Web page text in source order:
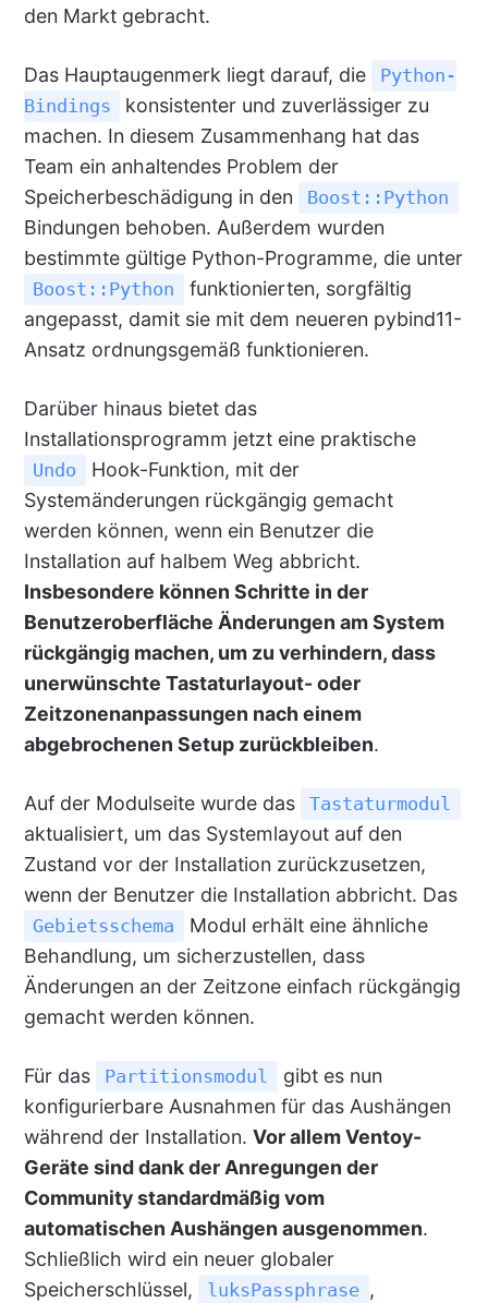
den Markt gebracht.
Das Hauptaugenmerk liegt darauf, die
Python-
Bindings
konsistenter und zuverlässiger zu
machen. In diesem Zusammenhang hat das
Team ein anhaltendes Problem der
Speicherbeschädigung in den
Boost::Python
Bindungen behoben. Außerdem wurden
bestimmte gültige Python-Programme, die unter
Boost::Python
funktionierten, sorgfältig
angepasst, damit sie mit dem neueren pybind11-
Ansatz ordnungsgemäß funktionieren.
Darüber hinaus bietet das
Installationsprogramm jetzt eine praktische
Undo
Hook-Funktion, mit der
Systemänderungen rückgängig gemacht
werden können, wenn ein Benutzer die
Installation auf halbem Weg abbricht.
Insbesondere können Schritte in der
Benutzeroberfläche Änderungen am System
rückgängig machen, um zu verhindern, dass
unerwünschte Tastaturlayout- oder
Zeitzonenanpassungen nach einem
abgebrochenen Setup zurückbleiben.
Auf der Modulseite wurde das Tastaturmodul
aktualisiert, um das Systemlayout auf den
Zustand vor der Installation zurückzusetzen,
wenn der Benutzer die Installation abbricht. Das
Gebietsschema
Modul erhält eine ähnliche
Behandlung, um sicherzustellen, dass
Änderungen an der Zeitzone einfach rückgängig
gemacht werden können.
Für das Partitionsmodul
gibt es nun
konfigurierbare Ausnahmen für das Aushängen
während der Installation. Vor allem Ventoy-
Geräte sind dank der Anregungen der
Community standardmäßig vom
automatischen Aushängen ausgenommen.
Schließlich wird ein neuer globaler
Speicherschlüssel,
luksPassphrase ,